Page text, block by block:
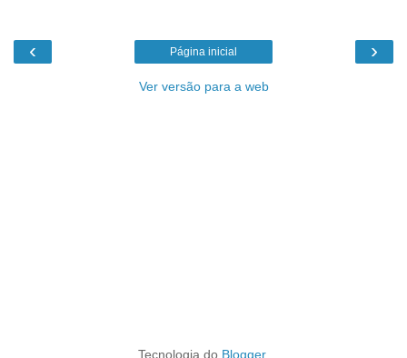
‹ ›
Página inicial
Ver versão para a web
Tecnologia do Blogger.